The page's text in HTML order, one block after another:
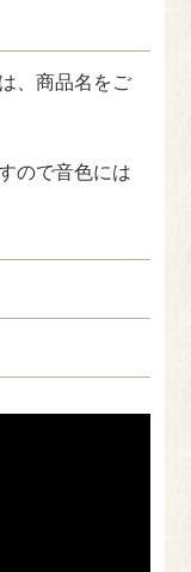
、商品名をご
ので音色には